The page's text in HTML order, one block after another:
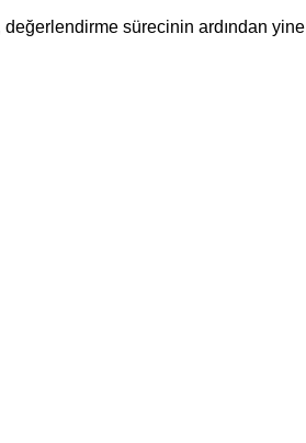
sürecinin ardından yine